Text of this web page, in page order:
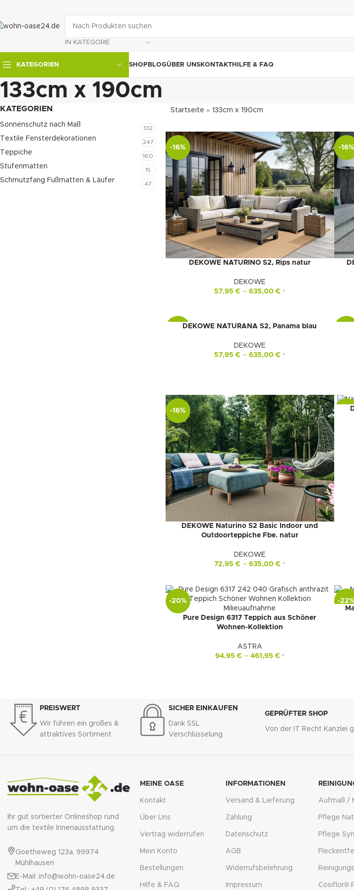
IN KATEGORIE
KATEGORIEN SHOPBLOGÜBER UNSKONTAKTHILFE & FAQ
133cm x 190cm
KATEGORIEN
Sonnenschutz nach Maß 132
Textile Fensterdekorationen 247
Teppiche 160
Stufenmatten 15
Schmutzfang Fußmatten & Läufer 47
Startseite » 133cm x 190cm
-16%
DEKOWE NATURINO S2, Rips natur
DEKOWE
57,95€ –635,00€ *
-16%
-16%DEKOWE NATURANA S2, Panama blau
DEKOWE
57,95€ –635,00€ *
-16%
DEKOWE Naturino S2 Basic Indoor und
Outdoorteppiche Fbe. natur
DEKOWE
72,95€ –635,00€ *
-16%
-20%
Pure Design 6317 Teppich aus Schöner
Wohnen-Kollektion
ASTRA
94,95€– 461,95€ *
-
PREISWERT
Wir führen ein großes &
attraktives Sortiment
SICHER EINKAUFEN
Dank SSL
Verschlüsselung
GEPRÜFTER SHOP
Von der IT Recht Kanzlei
Ihr gut sortierter Onlineshop rund
um die textile Innenausstattung.
Goetheweg 123a, 99974
Mühlhausen
E-Mail: info@wohn-oase24.de
MEINE OASE
Kontakt
Über Uns
Vertrag widerrufen
Mein Konto
Bestellungen
Hilfe & FAQ
INFORMATIONEN
Versand & Lieferung
Zahlung
Datenschutz
AGB
Widerrufsbelehrung
Impressum
Aufmaß /
Pflege
Pflege
Cosiflor®